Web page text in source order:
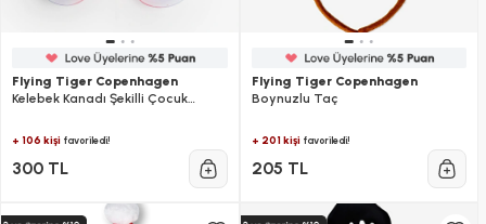
Flying Tiger Copenhagen
Kelebek Kanadı Şekilli Çocuk
+ 106 kişi favoriledi!
300 TL
Flying Tiger Copenhagen
Boynuzlu Taç
+ 201 kişifavoriledi!
205 TL